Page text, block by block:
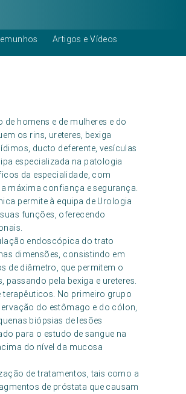
Artigos e Vídeos
homens e de mulheres e do
os rins, ureteres, bexiga
ducto deferente, vesículas
especializada na patologia
da especialidade, com
máxima confiança e segurança.
permite à equipa de Urologia
funções, oferecendo
endoscópica do trato
dimensões, consistindo em
de diâmetro, que permitem o
pela bexiga e ureteres.
No primeiro grupo
do estômago e do cólon,
biópsias de lesões
para o estudo de sangue na
do nível da mucosa
de tratamentos, tais como a
de próstata que causam